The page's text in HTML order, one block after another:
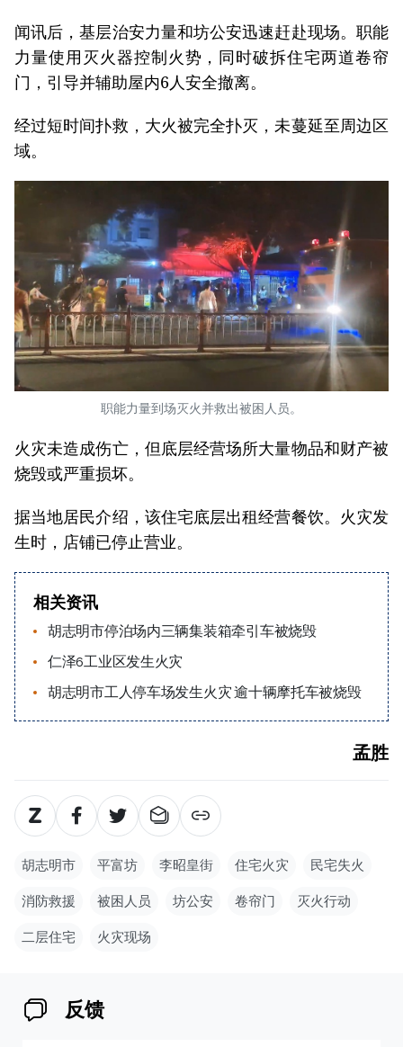
闻讯后，基层治安力量和坊公安迅速赶赴现场。职能
力量使用灭火器控制火势，同时破拆住宅两道卷帘
门，引导并辅助屋内6人安全撤离。
经过短时间扑救，大火被完全扑灭，未蔓延至周边区
域。
职能力量到场灭火并救出被困人员。
火灾未造成伤亡，但底层经营场所大量物品和财产被
烧毁或严重损坏。
据当地居民介绍，该住宅底层出租经营餐饮。火灾发
生时，店铺已停止营业。
相关资讯
胡志明市停泊场内三辆集装箱牵引车被烧毁
仁泽6工业区发生火灾
胡志明市工人停车场发生火灾 逾十辆摩托车被烧毁
孟胜
胡志明市 平富坊 李昭皇街 住宅火灾 民宅失火
消防救援 被困人员 坊公安 卷帘门 灭火行动
二层住宅 火灾现场
反馈